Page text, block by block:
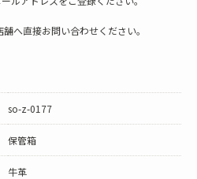
へ直接お問い合わせください。
so-z-0177
保管箱
牛革